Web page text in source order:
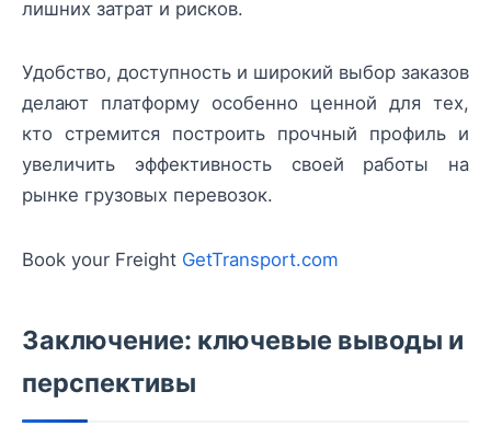
лишних затрат и рисков.
Удобство, доступность и широкий выбор заказов
делают платформу особенно ценной для тех,
кто стремится построить прочный профиль и
увеличить эффективность своей работы на
рынке грузовых перевозок.
Book your Freight GetTransport.com
Заключение: ключевые выводы и
перспективы